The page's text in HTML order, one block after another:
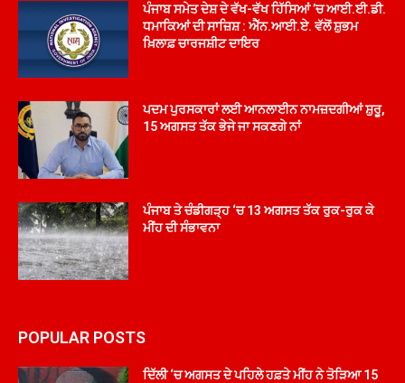
ਪੰਜਾਬ ਸਮੇਤ ਦੇਸ਼ ਦੇ ਵੱਖ-ਵੱਖ ਹਿੱਸਿਆਂ ’ਚ ਆਈ.ਈ.ਡੀ.
ਧਮਾਕਿਆਂ ਦੀ ਸਾਜ਼ਿਸ਼ : ਐੱਨ.ਆਈ.ਏ. ਵੱਲੋਂ ਸ਼ੁਭਮ
ਖ਼ਿਲਾਫ਼ ਚਾਰਜਸ਼ੀਟ ਦਾਇਰ
ਪਦਮ ਪੁਰਸਕਾਰਾਂ ਲਈ ਆਨਲਾਈਨ ਨਾਮਜ਼ਦਗੀਆਂ ਸ਼ੁਰੂ,
15 ਅਗਸਤ ਤੱਕ ਭੇਜੇ ਜਾ ਸਕਣਗੇ ਨਾਂ
ਪੰਜਾਬ ਤੇ ਚੰਡੀਗੜ੍ਹ ‘ਚ 13 ਅਗਸਤ ਤੱਕ ਰੁਕ-ਰੁਕ ਕੇ
ਮੀਂਹ ਦੀ ਸੰਭਾਵਨਾ
POPULAR POSTS
ਦਿੱਲੀ ‘ਚ ਅਗਸਤ ਦੇ ਪਹਿਲੇ ਹਫ਼ਤੇ ਮੀਂਹ ਨੇ ਤੋੜਿਆ 15